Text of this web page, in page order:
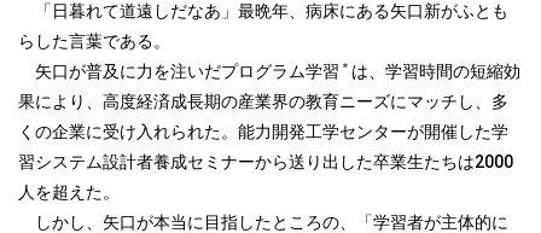
「日暮れて道遠しだなあ」最晩年、病床にある矢口新がふとも
らした言葉である。
矢口が普及に力を注いだプログラム学習 ＊ は、学習時間の短縮効
果により、高度経済成長期の産業界の教育ニーズにマッチし、多
くの企業に受け入れられた。能力開発工学センターが開催した学
習システム設計者養成セミナーから送り出した卒業生たちは2000
人を超えた。
しかし、矢口が本当に目指したところの、「学習者が主体的に